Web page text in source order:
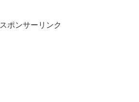
スポンサーリンク